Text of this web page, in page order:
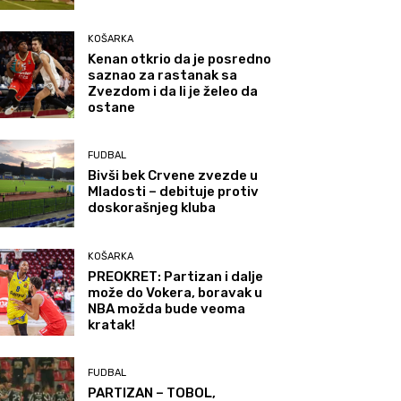
KOŠARKA
Kenan otkrio da je posredno
saznao za rastanak sa
Zvezdom i da li je želeo da
ostane
FUDBAL
Bivši bek Crvene zvezde u
Mladosti – debituje protiv
doskorašnjeg kluba
KOŠARKA
PREOKRET: Partizan i dalje
može do Vokera, boravak u
NBA možda bude veoma
kratak!
FUDBAL
PARTIZAN – TOBOL,